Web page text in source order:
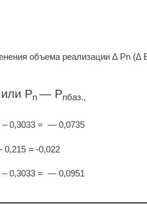
объема реализации ∆ Pn (∆
или Pn — Pnбаз.,
– 0,3033 = — 0,0735
0,215 = -0,022
– 0,3033 = — 0,0951